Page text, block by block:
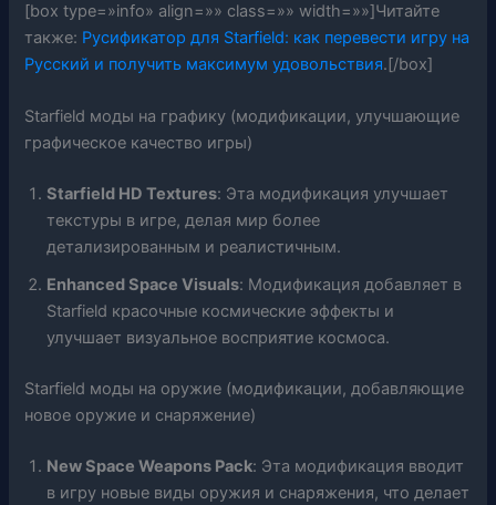
[box type=»info» align=»» class=»» width=»»]Читайте
также: Русификатор для Starfield: как перевести игру на
Русский и получить максимум удовольствия.[/box]
Starfield моды на графику (модификации, улучшающие
графическое качество игры)
Starfield HD Textures: Эта модификация улучшает
текстуры в игре, делая мир более
детализированным и реалистичным.
Enhanced Space Visuals: Модификация добавляет в
Starfield красочные космические эффекты и
улучшает визуальное восприятие космоса.
Starfield моды на оружие (модификации, добавляющие
новое оружие и снаряжение)
New Space Weapons Pack: Эта модификация вводит
в игру новые виды оружия и снаряжения, что делает